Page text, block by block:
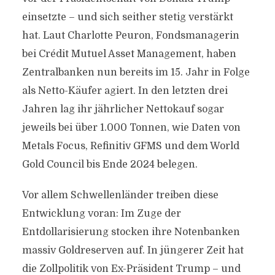
einsetzte – und sich seither stetig verstärkt
hat. Laut Charlotte Peuron, Fondsmanagerin
bei Crédit Mutuel Asset Management, haben
Zentralbanken nun bereits im 15. Jahr in Folge
als Netto-Käufer agiert. In den letzten drei
Jahren lag ihr jährlicher Nettokauf sogar
jeweils bei über 1.000 Tonnen, wie Daten von
Metals Focus, Refinitiv GFMS und dem World
Gold Council bis Ende 2024 belegen.
Vor allem Schwellenländer treiben diese
Entwicklung voran: Im Zuge der
Entdollarisierung stocken ihre Notenbanken
massiv Goldreserven auf. In jüngerer Zeit hat
die Zollpolitik von Ex-Präsident Trump – und